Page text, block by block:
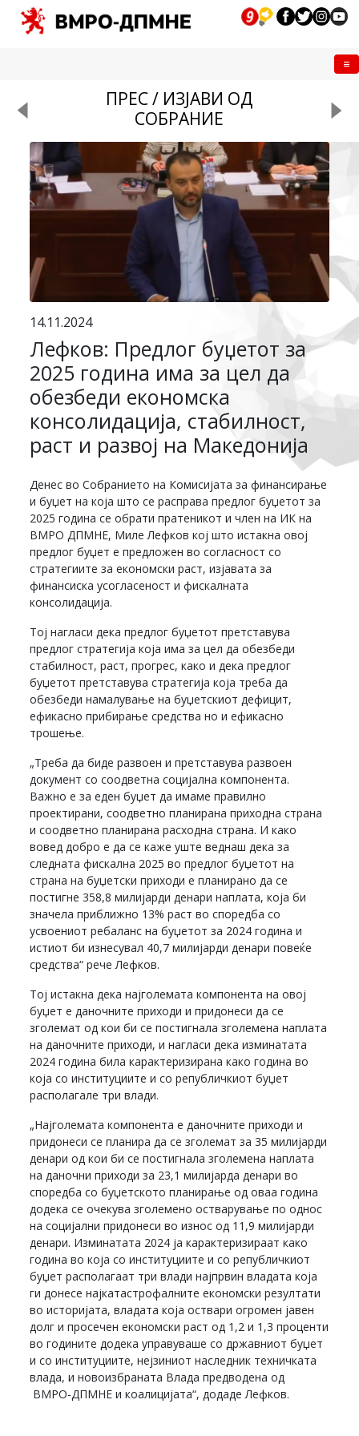
ПРЕС / ИЗЈАВИ ОД
СОБРАНИЕ
14.11.2024
Лефков: Предлог буџетот за
2025 година има за цел да
обезбеди економска
консолидација, стабилност,
раст и развој на Македонија
Денес во Собранието на Комисијата за финансирање
и буџет на која што се расправа предлог буџетот за
2025 година се обрати пратеникот и член на ИК на
ВМРО ДПМНЕ, Миле Лефков кој што истакна овој
предлог буџет е предложен во согласност со
стратегиите за економски раст, изјавата за
финансиска усогласеност и фискалната
консолидација.
Тој нагласи дека предлог буџетот претставува
предлог стратегија која има за цел да обезбеди
стабилност, раст, прогрес, како и дека предлог
буџетот претставува стратегија која треба да
обезбеди намалување на буџетскиот дефицит,
ефикасно прибирање средства но и ефикасно
трошење.
„Треба да биде развоен и претставува развоен
документ со соодветна социјална компонента.
Важно е за еден буџет да имаме правилно
проектирани, соодветно планирана приходна страна
и соодветно планирана расходна страна. И како
вовед добро е да се каже уште веднаш дека за
следната фискална 2025 во предлог буџетот на
страна на буџетски приходи е планирано да се
постигне 358,8 милијарди денари наплата, која би
значела приближно 13% раст во споредба со
усвоениот ребаланс на буџетот за 2024 година и
истиот би изнесувал 40,7 милијарди денари повеќе
средства“ рече Лефков.
Тој истакна дека најголемата компонента на овој
буџет е даночните приходи и придонеси да се
зголемат од кои би се постигнала зголемена наплата
на даночните приходи, и нагласи дека изминатата
2024 година била карактеризирана како година во
која со институциите и со републичкиот буџет
располагале три влади.
„Најголемата компонента е даночните приходи и
придонеси се планира да се зголемат за 35 милијарди
денари од кои би се постигнала зголемена наплата
на даночни приходи за 23,1 милијарда денари во
споредба со буџетското планирање од оваа година
додека се очекува зголемено остварување по однос
на социјални придонеси во износ од 11,9 милијарди
денари. Изминатата 2024 ја карактеризираат како
година во која со институциите и со републичкиот
буџет располагаат три влади најпрвин владата која
ги донесе најкатастрофалните економски резултати
во историјата, владата која оствари огромен јавен
долг и просечен економски раст од 1,2 и 1,3 проценти
во годините додека управуваше со државниот буџет
и со институциите, нејзиниот наследник техничката
влада, и новоизбраната Влада предводена од
ВМРО-ДПМНЕ и коалицијата“, додаде Лефков.